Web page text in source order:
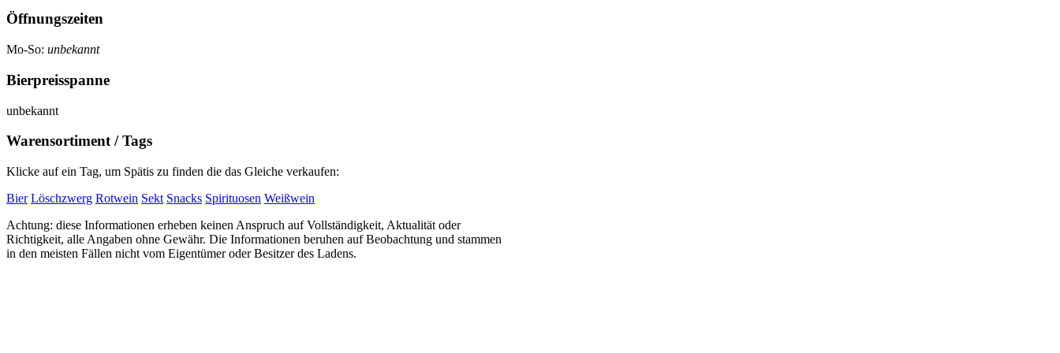
Öffnungszeiten
Mo-So: unbekannt
Bierpreisspanne
unbekannt
Warensortiment / Tags
Klicke auf ein Tag, um Spätis zu finden die das Gleiche verkaufen:
Bier Löschzwerg Rotwein Sekt Snacks Spirituosen Weißwein
Achtung: diese Informationen erheben keinen Anspruch auf Vollständigkeit, Aktualität oder
Richtigkeit, alle Angaben ohne Gewähr. Die Informationen beruhen auf Beobachtung und stammen
in den meisten Fällen nicht vom Eigentümer oder Besitzer des Ladens.